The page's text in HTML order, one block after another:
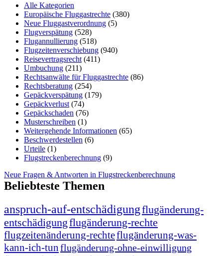
Alle Kategorien
Europäische Fluggastrechte (380)
Neue Fluggastverordnung (5)
Flugverspätung (528)
Flugannullierung (518)
Flugzeitenverschiebung (940)
Reisevertragsrecht (411)
Umbuchung (211)
Rechtsanwälte für Fluggastrechte (86)
Rechtsberatung (254)
Gepäckverspätung (179)
Gepäckverlust (74)
Gepäckschaden (76)
Musterschreiben (1)
Weitergehende Informationen (65)
Beschwerdestellen (6)
Urteile (1)
Flugstreckenberechnung (9)
Neue Fragen & Antworten in Flugstreckenberechnung
Beliebteste Themen
anspruch-auf-entschädigungflugänderung-
entschädigungflugänderung-rechte
flugzeitenänderung-rechteflugänderung-was-
kann-ich-tun flugänderung-ohne-einwilligung